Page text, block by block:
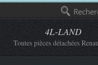
4L-LAND
Toutes pièces détachées